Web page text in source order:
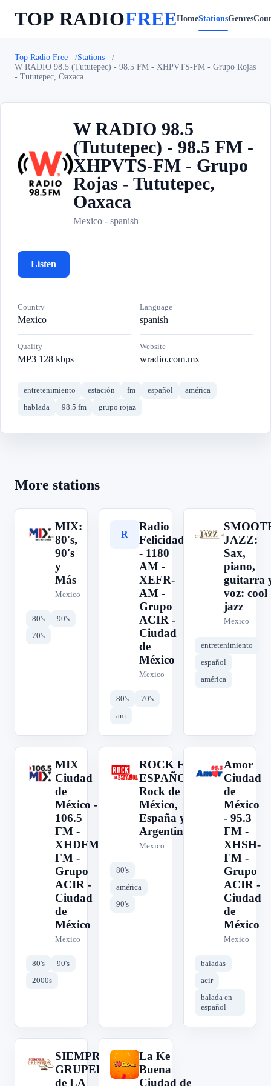
TOP RADIOFREEHomeStationsGenres
Top Radio Free
Stations
W RADIO 98.5 (Tututepec) - 98.5 FM - XHPVTS-FM - Grupo Rojas
- Tututepec, Oaxaca
W
W RADIO 98.5
(Tututepec) - 98.5 FM -
XHPVTS-FM - Grupo
Rojas - Tututepec,
Oaxaca
Mexico - spanish
Listen
Country
Mexico
Language
spanish
Quality
MP3 128 kbps
Website
wradio.com.mx
entretenimiento estación fm español
américa
hablada
98.5 fm grupo rojaz
More stations
M
MIX:
80's,
90's
y
Más
Mexico
80's
90's
70's
R
Radio
Felicidad
- 1180
AM -
XEFR-
AM -
Grupo
ACIR -
Ciudad
de
México
Mexico
80's
70's
am
S
JAZZ:
Sax,
piano,
guitarra
voz: cool
jazz
Mexico
entretenimiento
español
américa
M
MIX
Ciudad
de
México -
106.5
FM -
XHDFM-
FM -
Grupo
ACIR -
Ciudad
de
México
Mexico
80's
90's
2000s
R
ROCK EN
ESPAÑOL:
Rock de
México,
España y
Argentina
Mexico
80's
américa
90's
A
Amor
Ciudad
de
México
- 95.3
FM -
XHSH-
FM -
Grupo
ACIR -
Ciudad
de
México
Mexico
baladas
acir
balada en
español
S
SIEMPRE
GRUPEROS
de LA
L
La Ke
Buena
Ciudad de